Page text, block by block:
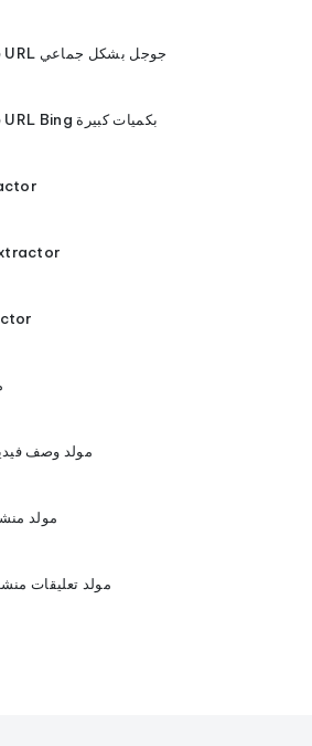
فهرسة عناوين URL جوجل بشكل جماعي
فهرسة عناوين URL Bing بكميات كبيرة
مولد وصف
مولد
مولد تعليقات